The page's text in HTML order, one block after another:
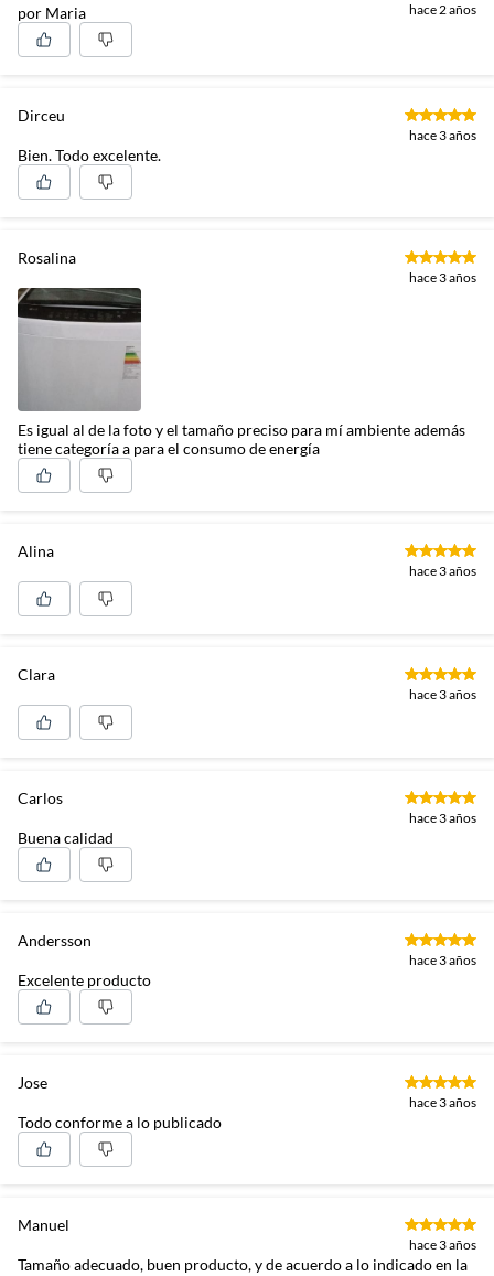
por Maria hace 2 años
Dirceu
hace 3 años
Bien. Todo excelente.
Rosalina
hace 3 años
Es igual al de la foto y el tamaño preciso para mí ambiente además
tiene categoría a para el consumo de energía
Alina
hace 3 años
Clara
hace 3 años
Carlos
hace 3 años
Buena calidad
Andersson
hace 3 años
Excelente producto
Jose
hace 3 años
Todo conforme a lo publicado
Manuel
hace 3 años
Tamaño adecuado, buen producto, y de acuerdo a lo indicado en la